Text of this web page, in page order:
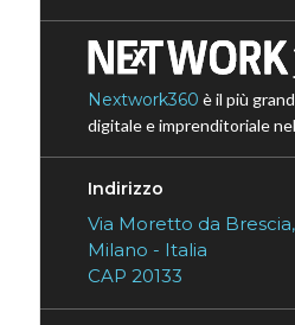
Nextwork360 è il più
digitale e imprenditoriale
Indirizzo
Via Moretto da
Milano - Italia
CAP 20133